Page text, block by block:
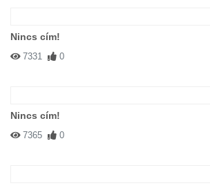
Nincs cím!
7331 0
Nincs cím!
7365 0